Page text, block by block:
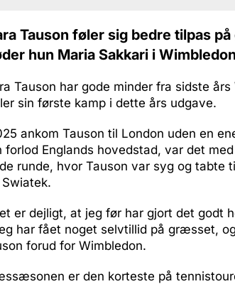
Tauson føler sig bedre tilpas
hun Maria Sakkari i
Tauson har gode minder fra sidste
sin første kamp i dette års udgave.
ankom Tauson til London uden en
forlod Englands hovedstad, var det
runde, hvor Tauson var syg og tabte
er dejligt, at jeg før har gjort det godt
har fået noget selvtillid på græsset,
forud for Wimbledon.
er den korteste på